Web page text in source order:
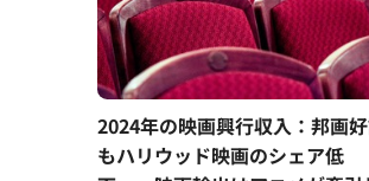
2024年の映画興行収入：邦画
もハリウッド映画のシェア低